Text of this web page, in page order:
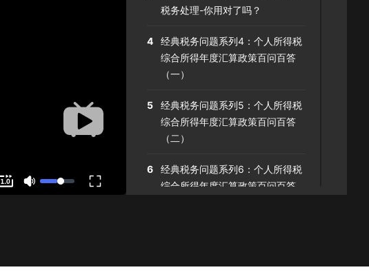
税务处理-你用对了吗？
4
经典税务问题系列4：个人所得税
综合所得年度汇算政策百问百答
（一）
5
经典税务问题系列5：个人所得税
综合所得年度汇算政策百问百答
（二）
6
经典税务问题系列6：个人所得税
综合所得年度汇算政策百问百答